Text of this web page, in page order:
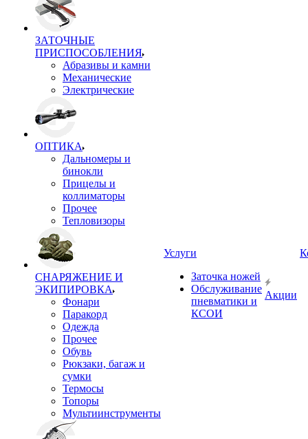
ЗАТОЧНЫЕ
ПРИСПОСОБЛЕНИЯ
Абразивы и камни
Механические
Электрические
ОПТИКА
Дальномеры и
бинокли
Прицелы и
коллиматоры
Прочее
Тепловизоры
СНАРЯЖЕНИЕ И
ЭКИПИРОВКА
Фонари
Паракорд
Одежда
Прочее
Обувь
Рюкзаки, багаж и
сумки
Термосы
Топоры
Мультиинструменты
Услуги
Заточка ножей
Обслуживание
пневматики и
КСОИ
Акции